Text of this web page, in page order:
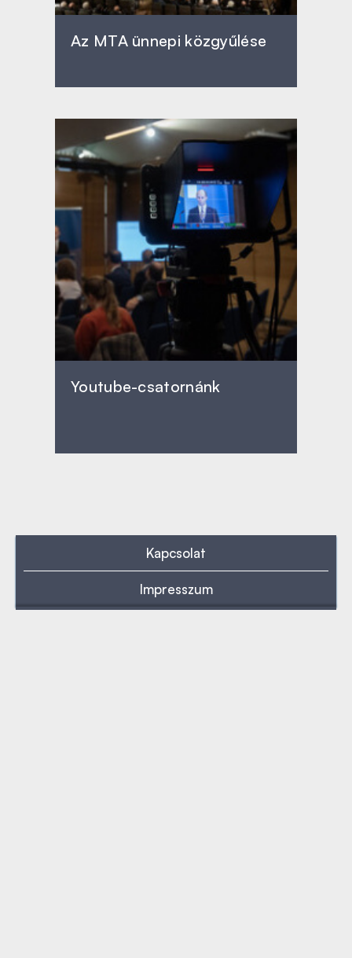
Az MTA ünnepi közgyűlése
Youtube-csatornánk
Kapcsolat
Impresszum